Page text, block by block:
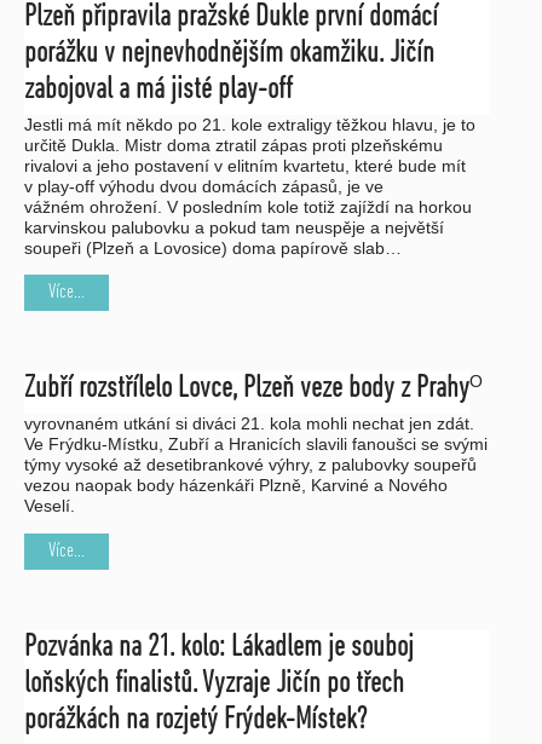
Plzeň připravila pražské Dukle první domácí
porážku v nejnevhodnějším okamžiku. Jičín
zabojoval a má jisté play-off
Jestli má mít někdo po 21. kole extraligy těžkou hlavu, je to
určitě Dukla. Mistr doma ztratil zápas proti plzeňskému
rivalovi a jeho postavení v elitním kvartetu, které bude mít
v play-off výhodu dvou domácích zápasů, je ve
vážném ohrožení. V posledním kole totiž zajíždí na horkou
karvinskou palubovku a pokud tam neuspěje a největší
soupeři (Plzeň a Lovosice) doma papírově slab…
Více...
Zubří rozstřílelo Lovce, Plzeň veze body z PrahyO
vyrovnaném utkání si diváci 21. kola mohli nechat jen zdát.
Ve Frýdku-Místku, Zubří a Hranicích slavili fanoušci se svými
týmy vysoké až desetibrankové výhry, z palubovky soupeřů
vezou naopak body házenkáři Plzně, Karviné a Nového
Veselí.
Více...
Pozvánka na 21. kolo: Lákadlem je souboj
loňských finalistů. Vyzraje Jičín po třech
porážkách na rozjetý Frýdek-Místek?